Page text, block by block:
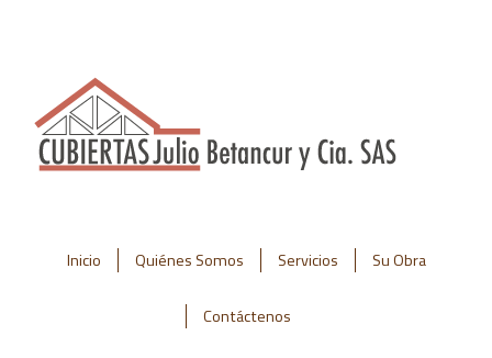
Inicio Quiénes Somos Servicios Su Obra
Contáctenos